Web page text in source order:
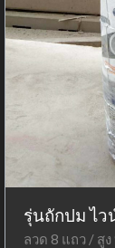
รุ่นถักปม ไ
ลวด 8 แถว / สู